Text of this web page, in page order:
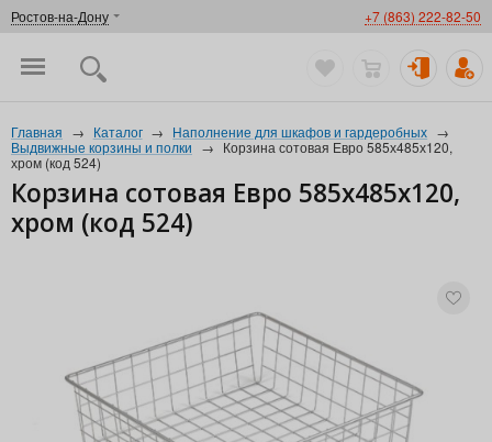
Ростов-на-Дону +7 (863) 222-82-50
Главная → Каталог → Наполнение для шкафов и гардеробных →
Выдвижные корзины и полки → Корзина сотовая Евро 585х485х120,
хром (код 524)
Корзина сотовая Евро 585х485х120,
хром (код 524)